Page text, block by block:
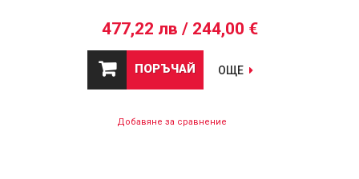
477,22 лв / 244,00 €
ПОРЪЧАЙ ОЩЕ
Добавяне за сравнение